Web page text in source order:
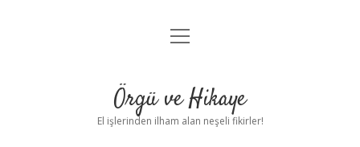
Anasayfa
Yasal Uyarı
menüyü
Örgü ve Hikaye
El işlerinden ilham alan neşeli fikirler!